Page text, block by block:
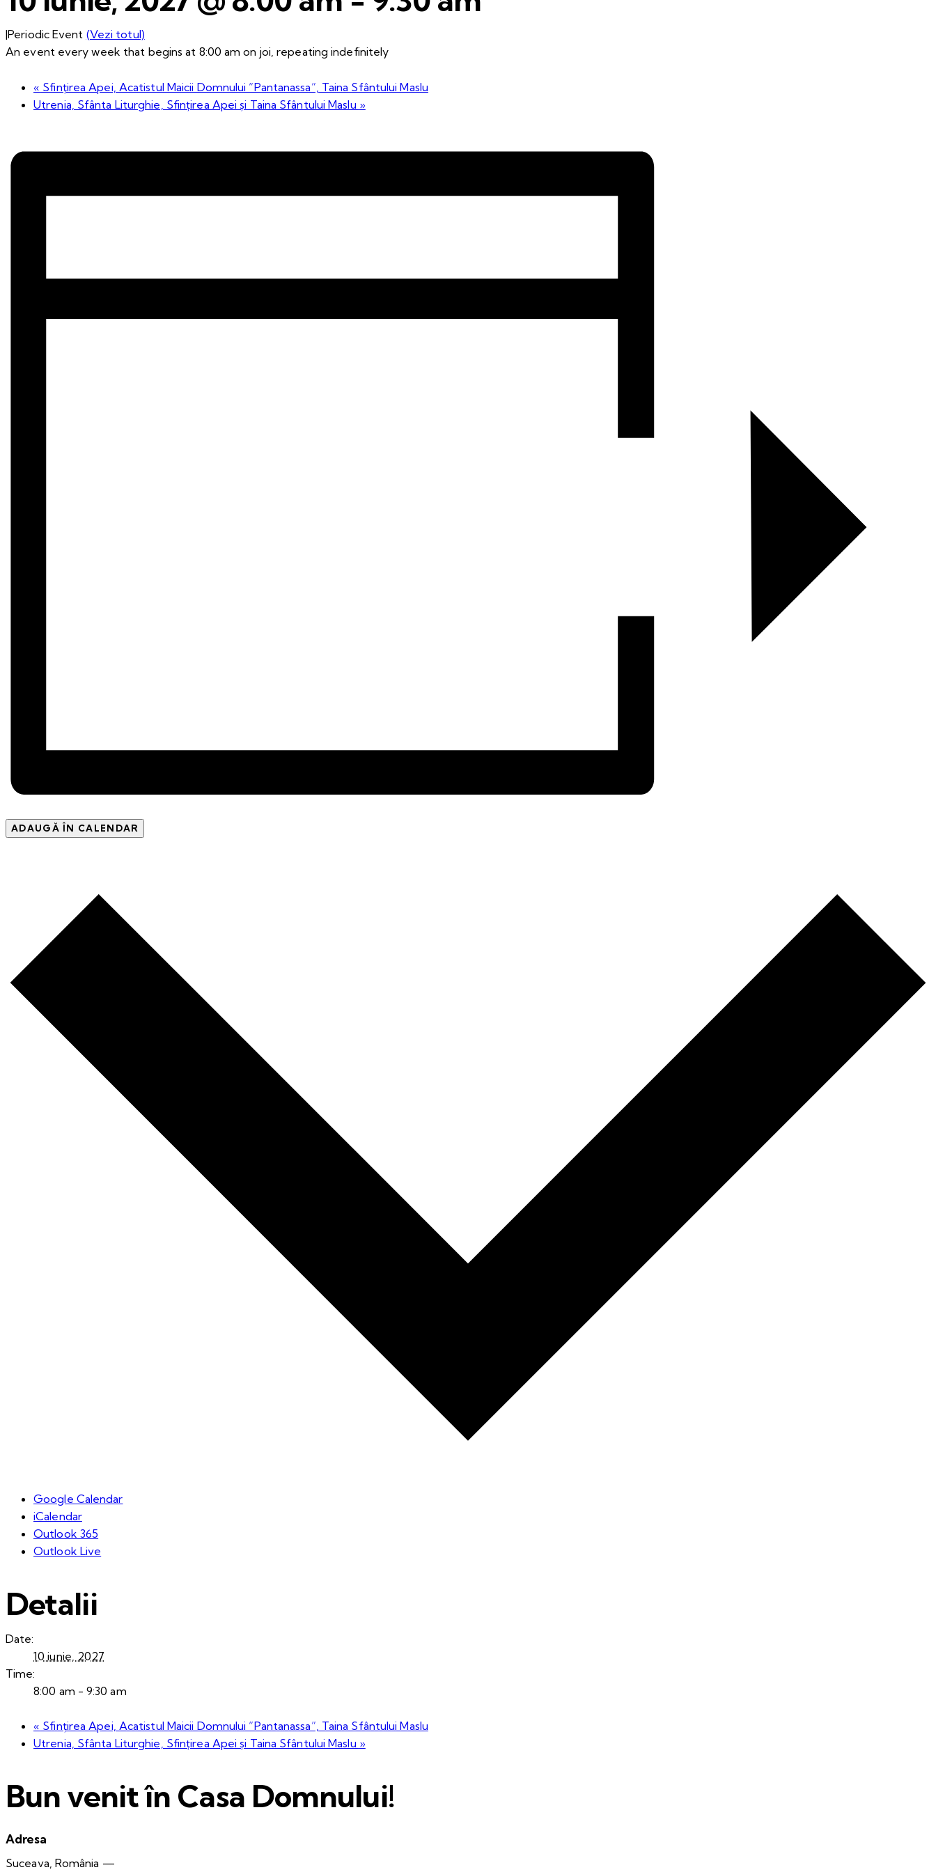
|Periodic Event (Vezi totul)
An event every week that begins at 8:00 am on joi, repeating indefinitely
« Sfințirea Apei, Acatistul Maicii Domnului ”Pantanassa”, Taina Sfântului Maslu
Utrenia, Sfânta Liturghie, Sfințirea Apei și Taina Sfântului Maslu »
ADAUGĂ ÎN CALENDAR
Google Calendar
iCalendar
Outlook 365
Outlook Live
Detalii
Date:
10 iunie, 2027
Time:
8:00 am - 9:30 am
« Sfințirea Apei, Acatistul Maicii Domnului ”Pantanassa”, Taina Sfântului Maslu
Utrenia, Sfânta Liturghie, Sfințirea Apei și Taina Sfântului Maslu »
Bun venit în Casa Domnului!
Adresa
Suceava, România —